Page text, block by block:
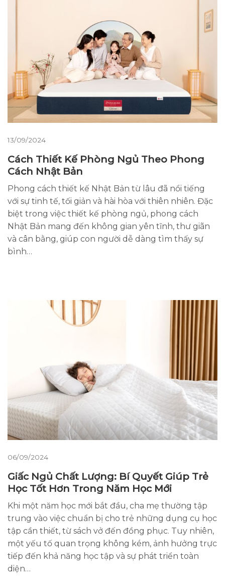
13/09/2024
Cách Thiết Kế Phòng Ngủ Theo Phong
Cách Nhật Bản
Phong cách thiết kế Nhật Bản từ lâu đã nổi tiếng
với sự tinh tế, tối giản và hài hòa với thiên nhiên. Đặc
biệt trong việc thiết kế phòng ngủ, phong cách
Nhật Bản mang đến không gian yên tĩnh, thư giãn
và cân bằng, giúp con người dễ dàng tìm thấy sự
bình…
06/09/2024
Giấc Ngủ Chất Lượng: Bí Quyết Giúp Trẻ
Học Tốt Hơn Trong Năm Học Mới
Khi một năm học mới bắt đầu, cha mẹ thường tập
trung vào việc chuẩn bị cho trẻ những dụng cụ học
tập cần thiết, từ sách vở đến đồng phục. Tuy nhiên,
một yếu tố quan trọng không kém, ảnh hưởng trực
tiếp đến khả năng học tập và sự phát triển toàn
diện…